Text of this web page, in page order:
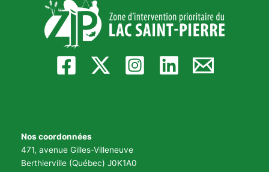
Nos coordonnées
471, avenue Gilles-Villeneuve
Berthierville (Québec) J0K1A0